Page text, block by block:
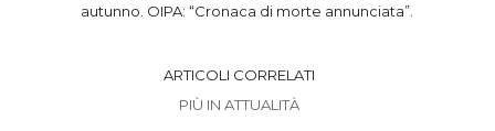
autunno. OIPA: “Cronaca di morte annunciata”.
ARTICOLI CORRELATI
PIÙ IN ATTUALITÀ